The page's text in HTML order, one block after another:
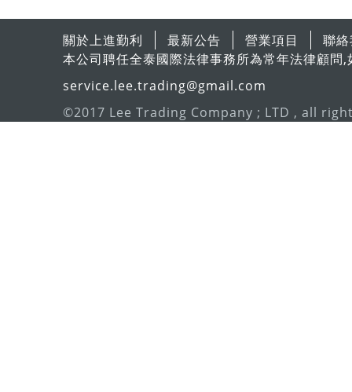
關於上進勤利 最新公告 營業項目
聯
本公司聘任全泰國際法律事務所為常年法律顧
service.lee.trading@gmail.com
©2017 Lee Trading Company ; LTD , all